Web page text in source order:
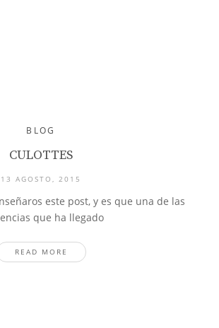
BLOG
CULOTTES
13 AGOSTO, 2015
este post, y es que una de las
que ha llegado
READ MORE